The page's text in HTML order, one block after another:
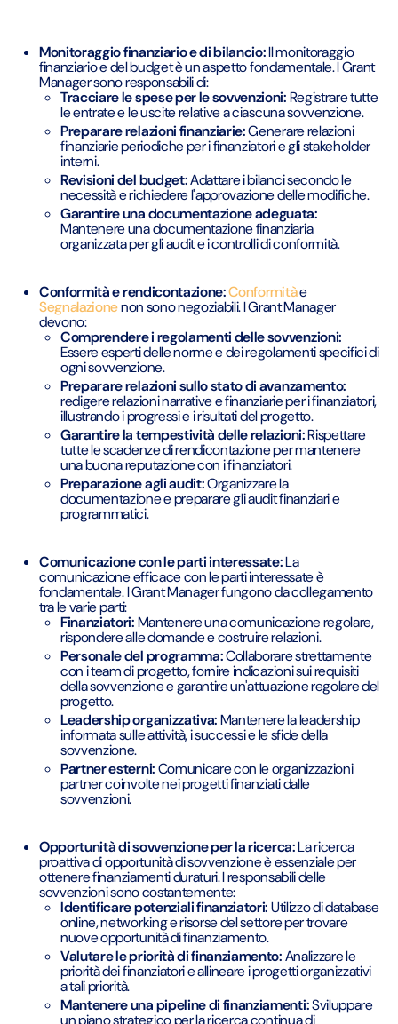
Monitoraggio finanziario e di bilancio:Il monitoraggio
finanziario e del budget è un aspetto fondamentale. I Grant
Manager sono responsabili di:
Tracciare le spese per le sovvenzioni:Registrare tutte
le entrate e le uscite relative a ciascuna sovvenzione.
Preparare relazioni finanziarie:Generare relazioni
finanziarie periodiche per i finanziatori e gli stakeholder
interni.
Revisioni del budget:Adattare i bilanci secondo le
necessità e richiedere l'approvazione delle modifiche.
Garantire una documentazione adeguata:
Mantenere una documentazione finanziaria
organizzata per gli audit e i controlli di conformità.
Conformità e rendicontazione:Conformitàe
Segnalazionenon sono negoziabili. I Grant Manager
devono:
Comprendere i regolamenti delle sovvenzioni:
Essere esperti delle norme e dei regolamenti specifici di
ogni sovvenzione.
Preparare relazioni sullo stato di avanzamento:
redigere relazioni narrative e finanziarie per i finanziatori,
illustrando i progressi e i risultati del progetto.
Garantire la tempestività delle relazioni:Rispettare
tutte le scadenze di rendicontazione per mantenere
una buona reputazione con i finanziatori.
Preparazione agli audit:Organizzare la
documentazione e preparare gli audit finanziari e
programmatici.
Comunicazione con le parti interessate:La
comunicazione efficace con le parti interessate è
fondamentale. I Grant Manager fungono da collegamento
tra le varie parti:
Finanziatori:Mantenere una comunicazione regolare,
rispondere alle domande e costruire relazioni.
Personale del programma:Collaborare strettamente
con i team di progetto, fornire indicazioni sui requisiti
della sovvenzione e garantire un'attuazione regolare del
progetto.
Leadership organizzativa:Mantenere la leadership
informata sulle attività, i successi e le sfide della
sovvenzione.
Partner esterni:Comunicare con le organizzazioni
partner coinvolte nei progetti finanziati dalle
sovvenzioni.
Opportunità di sovvenzione per la ricerca:La ricerca
proattiva di opportunità di sovvenzione è essenziale per
ottenere finanziamenti duraturi. I responsabili delle
sovvenzioni sono costantemente:
Identificare potenziali finanziatori:Utilizzo di database
online, networking e risorse del settore per trovare
nuove opportunità di finanziamento.
Valutare le priorità di finanziamento:Analizzare le
priorità dei finanziatori e allineare i progetti organizzativi
a tali priorità.
Mantenere una pipeline di finanziamenti:Sviluppare
un piano strategico per la ricerca continua di